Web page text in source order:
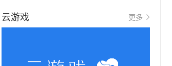
云游戏 更多